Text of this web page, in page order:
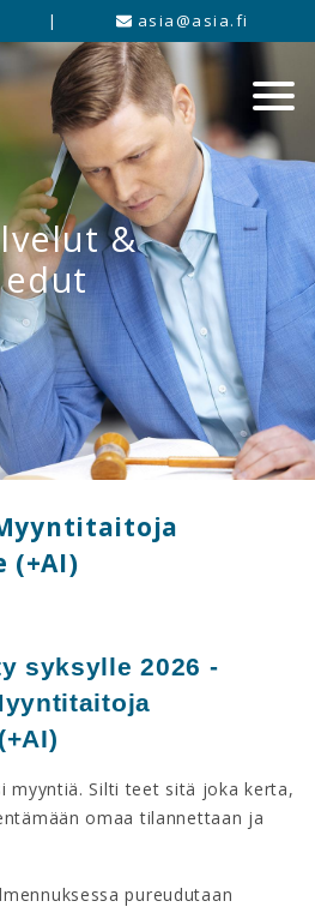
| asia@asia.fi
&
edut
(+AI)
syksylle 2026 -
myyntiä. Silti teet sitä joka kerta,
omaa tilannettaan ja
pureudutaan